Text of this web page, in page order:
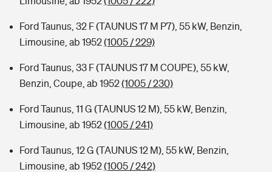
Ford Taunus, 32 F (TAUNUS 17 M P7), 55 kW, Benzin,
Limousine, ab 1952(1005 / 229)
Ford Taunus, 33 F (TAUNUS 17 M COUPE), 55 kW,
Benzin, Coupe, ab 1952(1005 / 230)
Ford Taunus, 11 G (TAUNUS 12 M), 55 kW, Benzin,
Limousine, ab 1952(1005 / 241)
Ford Taunus, 12 G (TAUNUS 12 M), 55 kW, Benzin,
Limousine, ab 1952(1005 / 242)